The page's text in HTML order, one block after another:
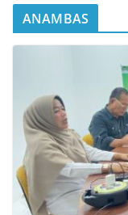
ANAMBAS